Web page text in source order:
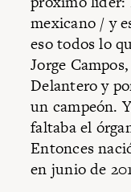
mexicano / y
eso todos lo
Jorge
Delantero y
un campeón.
faltaba el
Entonces
en junio de